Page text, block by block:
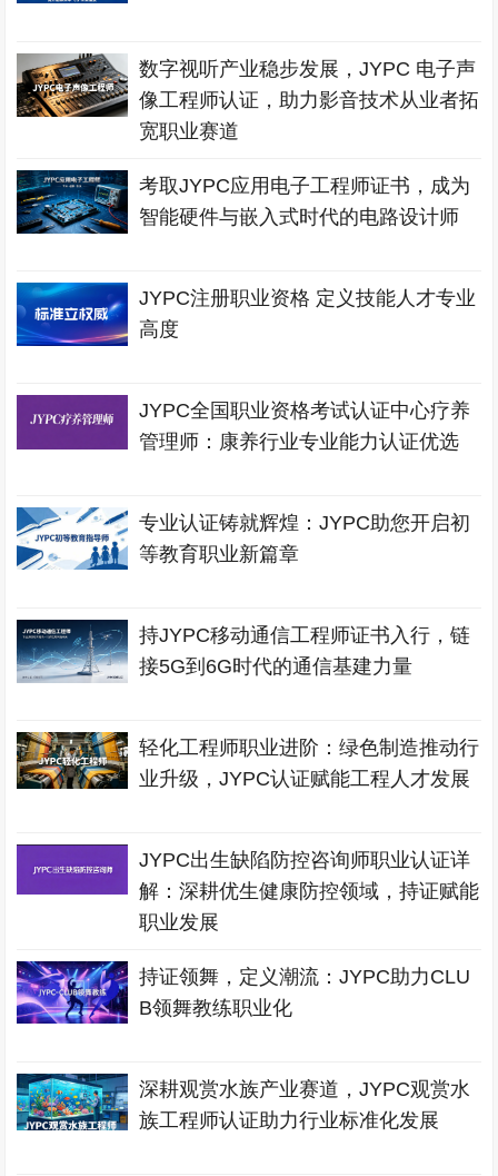
数字视听产业稳步发展，JYPC 电子声
像工程师认证，助力影音技术从业者拓
宽职业赛道
考取JYPC应用电子工程师证书，成为
智能硬件与嵌入式时代的电路设计师
JYPC注册职业资格 定义技能人才专业
高度
JYPC全国职业资格考试认证中心疗养
管理师：康养行业专业能力认证优选
专业认证铸就辉煌：JYPC助您开启初
等教育职业新篇章
持JYPC移动通信工程师证书入行，链
接5G到6G时代的通信基建力量
轻化工程师职业进阶：绿色制造推动行
业升级，JYPC认证赋能工程人才发展
JYPC出生缺陷防控咨询师职业认证详
解：深耕优生健康防控领域，持证赋能
职业发展
持证领舞，定义潮流：JYPC助力CLU
B领舞教练职业化
深耕观赏水族产业赛道，JYPC观赏水
族工程师认证助力行业标准化发展